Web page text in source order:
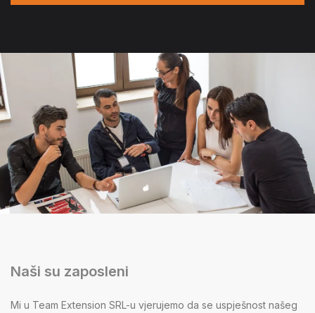
Naši su zaposleni
Mi u Team Extension SRL-u vjerujemo da se uspješnost našeg